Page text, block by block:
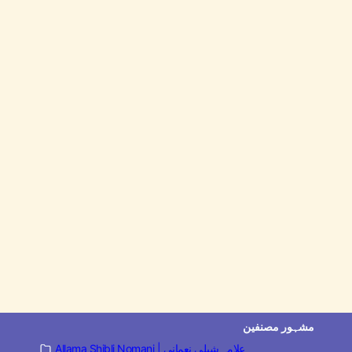
مشہور مصنفین
Allama Shibli Nomani | علامہ شبلی نعمانی